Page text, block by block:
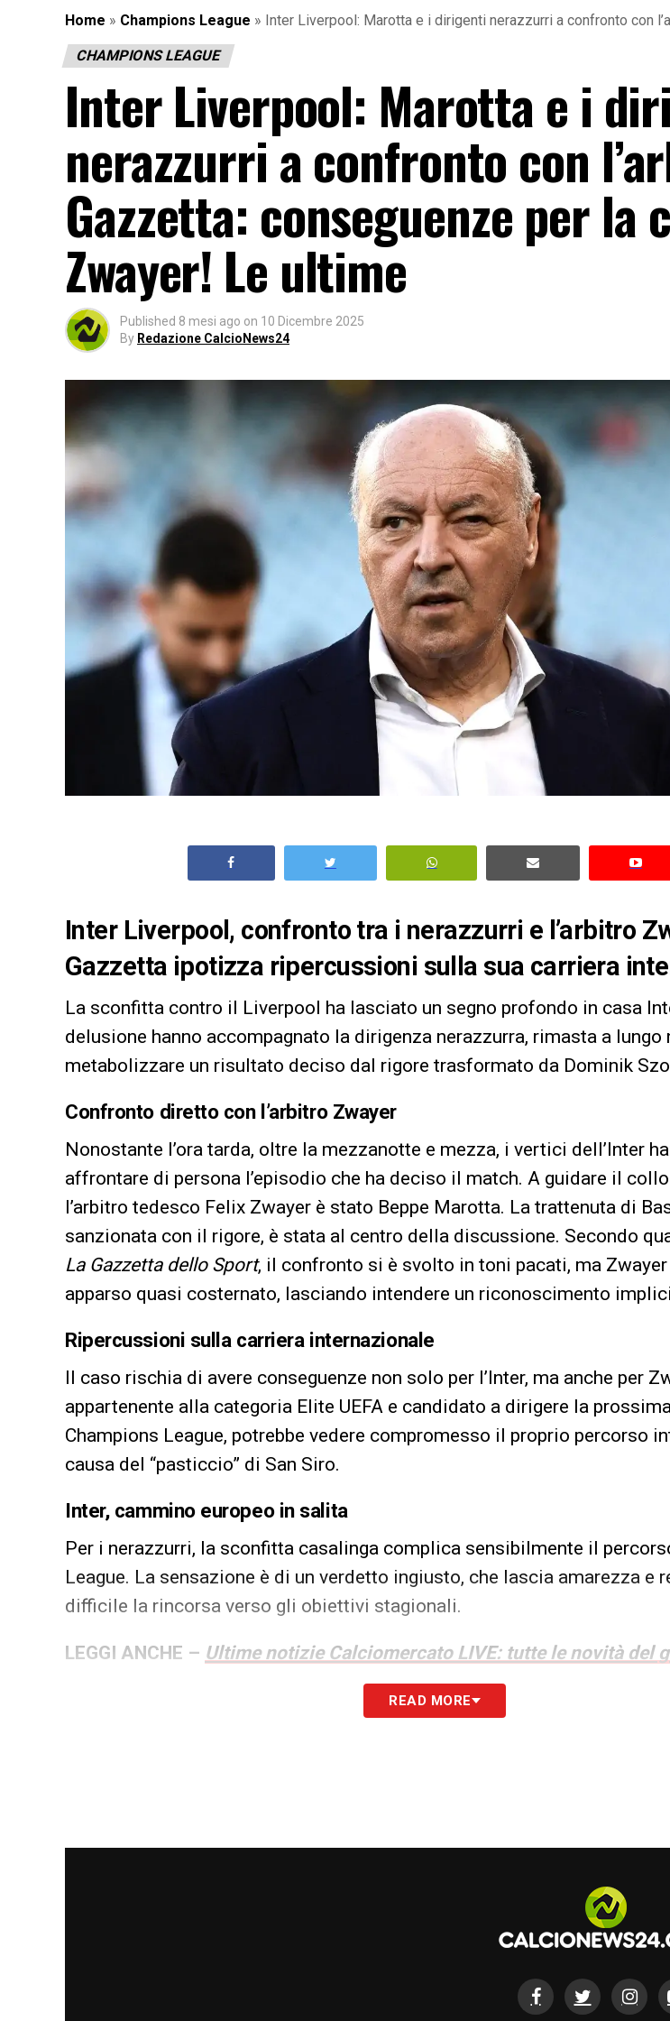
Home » Champions League » Inter Liverpool: Marotta e i dirigenti nerazzurri a confronto con
CHAMPIONS LEAGUE
Inter Liverpool: Marotta e i
nerazzurri a confronto con
Gazzetta: conseguenze per la
Zwayer! Le ultime
Published 8 mesi ago on 10 Dicembre 2025
By Redazione CalcioNews24
Inter Liverpool, confronto tra i nerazzurri e l’arbitro
Gazzetta ipotizza ripercussioni sulla sua carriera
La sconfitta contro il Liverpool ha lasciato un segno profondo in casa
delusione hanno accompagnato la dirigenza nerazzurra, rimasta a
metabolizzare un risultato deciso dal rigore trasformato da Dominik
Confronto diretto con l’arbitro Zwayer
Nonostante l’ora tarda, oltre la mezzanotte e mezza, i vertici dell’Inter
affrontare di persona l’episodio che ha deciso il match. A guidare il
l’arbitro tedesco Felix Zwayer è stato Beppe Marotta. La trattenuta di
sanzionata con il rigore, è stata al centro della discussione. Secondo
La Gazzetta dello Sport, il confronto si è svolto in toni pacati, ma Zwayer
apparso quasi costernato, lasciando intendere un riconoscimento
Ripercussioni sulla carriera internazionale
Il caso rischia di avere conseguenze non solo per l’Inter, ma anche per
appartenente alla categoria Elite UEFA e candidato a dirigere la
Champions League, potrebbe vedere compromesso il proprio percorso
causa del “pasticcio” di San Siro.
Inter, cammino europeo in salita
Per i nerazzurri, la sconfitta casalinga complica sensibilmente il
League. La sensazione è di un verdetto ingiusto, che lascia amarezza e
difficile la rincorsa verso gli obiettivi stagionali.
LEGGI ANCHE – Ultime notizie Calciomercato LIVE: tutte le novità del
LA PLAYLIST DELLE NOSTRE TOP NEWSREAD MORE